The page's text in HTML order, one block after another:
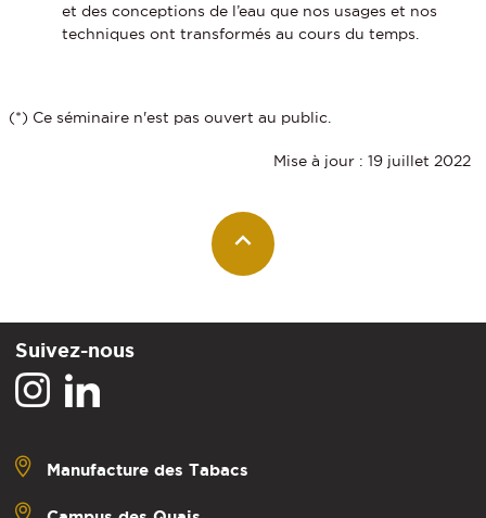
et des conceptions de l’eau que nos usages et nos
techniques ont transformés au cours du temps.
(*) Ce séminaire n'est pas ouvert au public.
Mise à jour : 19 juillet 2022
Suivez-nous
Manufacture des Tabacs